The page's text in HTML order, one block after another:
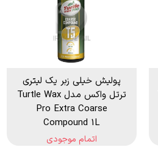
پولیش خیلی زبر یک لیتری
ترتل واکس مدل Turtle Wax
Pro Extra Coarse
Compound 1L
اتمام موجودی